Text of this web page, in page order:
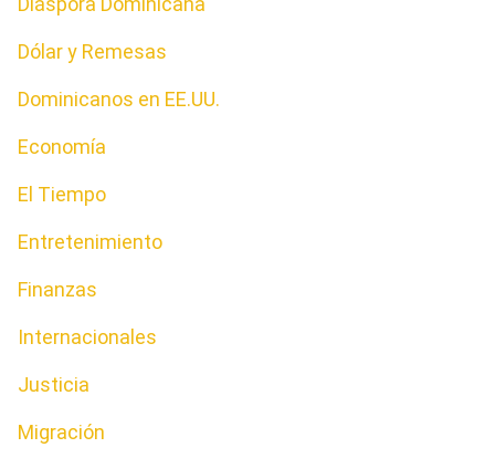
Dólar y Remesas
Dominicanos en EE.UU.
Economía
El Tiempo
Entretenimiento
Finanzas
Internacionales
Justicia
Migración